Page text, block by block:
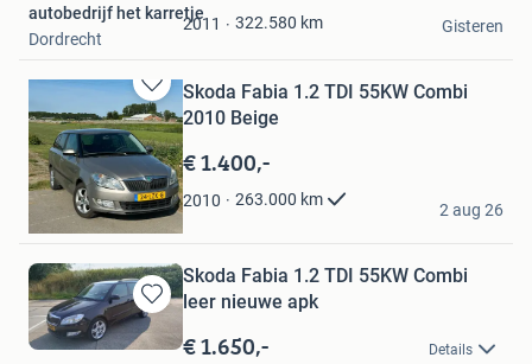
Favorieten
2011 322.580 km
autobedrijf het karretje
Dordrecht
Gisteren
Bewaren
in
Mijn
Favorieten
Skoda Fabia 1.2 TDI 55KW Combi
2010 Beige
€ 1.400,-
2010 263.000 km
henry
Wervershoof
2 aug 26
Bewaren
in
Skoda Fabia 1.2 TDI 55KW Combi
leer nieuwe apk
€ 1.650,- Details